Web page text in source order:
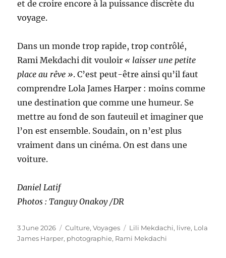
et de croire encore à la puissance discrète du
voyage.
Dans un monde trop rapide, trop contrôlé,
Rami Mekdachi dit vouloir « laisser une petite
place au rêve ». C’est peut-être ainsi qu’il faut
comprendre Lola James Harper : moins comme
une destination que comme une humeur. Se
mettre au fond de son fauteuil et imaginer que
l’on est ensemble. Soudain, on n’est plus
vraiment dans un cinéma. On est dans une
voiture.
Daniel Latif
Photos : Tanguy Onakoy /DR
Posted
on
3 June 2026 Categories
Culture,Voyages Tags
Lili Mekdachi, livre, Lola
James Harper, photographie, Rami Mekdachi